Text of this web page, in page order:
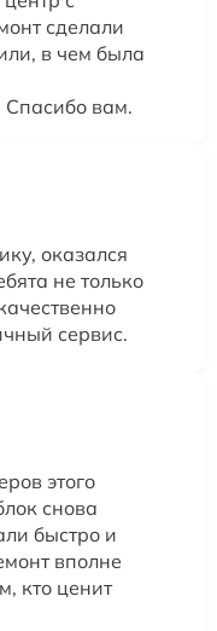
сделали
в чем была
вам.
оказался
не только
сервис.
этого
снова
быстро и
вполне
кто ценит